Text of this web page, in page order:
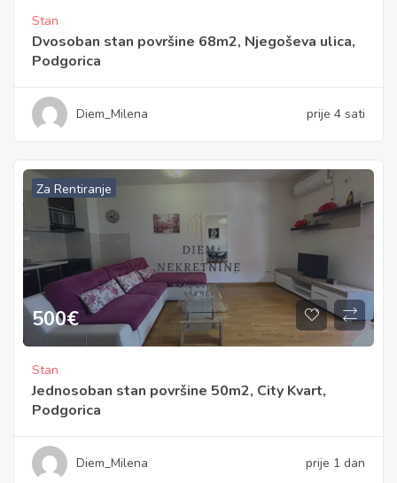
Stan
Dvosoban stan površine 68m2, Njegoševa ulica,
Podgorica
Diem_Milena prije 4 sati
Za Rentiranje
500€
Stan
Jednosoban stan površine 50m2, City Kvart,
Podgorica
Diem_Milena prije 1 dan